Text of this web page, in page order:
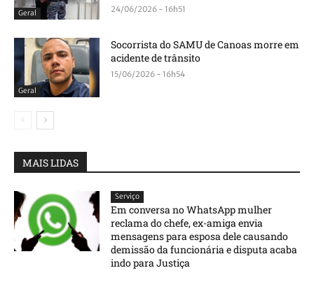
Geral 24/06/2026 - 16h51
Geral
Socorrista do SAMU de Canoas morre em
acidente de trânsito
15/06/2026 - 16h54
MAIS LIDAS
Serviço
Em conversa no WhatsApp mulher
reclama do chefe, ex-amiga envia
mensagens para esposa dele causando
demissão da funcionária e disputa acaba
indo para Justiça